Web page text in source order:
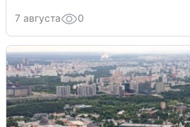
7 августа 0